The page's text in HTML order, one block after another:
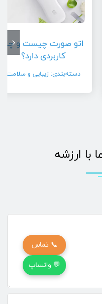
اتو صورت چیست و چه
کاربردی دارد؟
دسته‌بندی: زیبایی و سلامت
با ارزشه
📞 تماس
💬 واتساپ